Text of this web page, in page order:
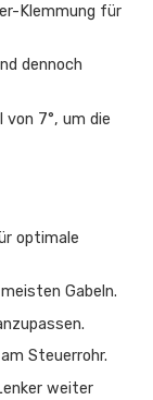
Klemmung für
dennoch
von 7°, um die
optimale
Gabeln.
Steuerrohr.
weiter